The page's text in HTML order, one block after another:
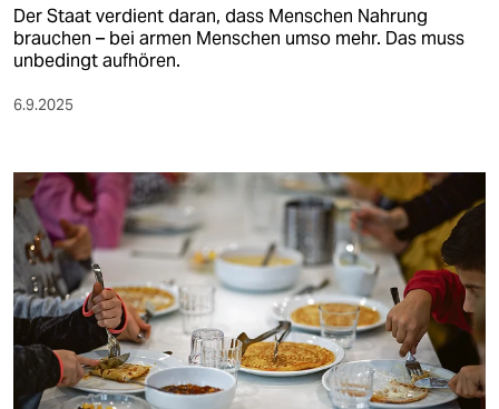
Der Staat verdient daran, dass Menschen Nahrung
brauchen – bei armen Menschen umso mehr. Das muss
unbedingt aufhören.
6.9.2025